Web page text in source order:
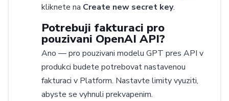
kliknete na Create new secret key.
Potrebuji fakturaci pro
pouzivani OpenAI API?
Ano — pro pouzivani modelu GPT pres API v
produkci budete potrebovat nastavenou
fakturaci v Platform. Nastavte limity vyuziti,
abyste se vyhnuli prekvapenim.